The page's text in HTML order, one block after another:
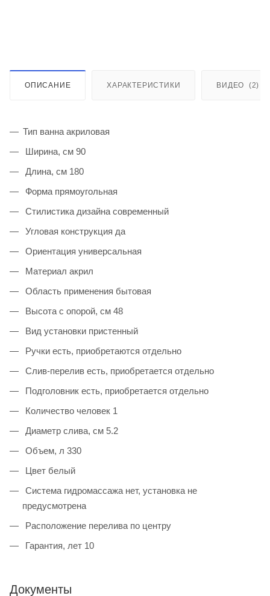
ОПИСАНИЕ ХАРАКТЕРИСТИКИ ВИДЕО (2)
Тип ванна акриловая
Ширина, см 90
Длина, см 180
Форма прямоугольная
Стилистика дизайна современный
Угловая конструкция да
Ориентация универсальная
Материал акрил
Область применения бытовая
Высота с опорой, см 48
Вид установки пристенный
Ручки есть, приобретаются отдельно
Слив-перелив есть, приобретается отдельно
Подголовник есть, приобретается отдельно
Количество человек 1
Диаметр слива, см 5.2
Объем, л 330
Цвет белый
Система гидромассажа нет, установка не
предусмотрена
Расположение перелива по центру
Гарантия, лет 10
Документы